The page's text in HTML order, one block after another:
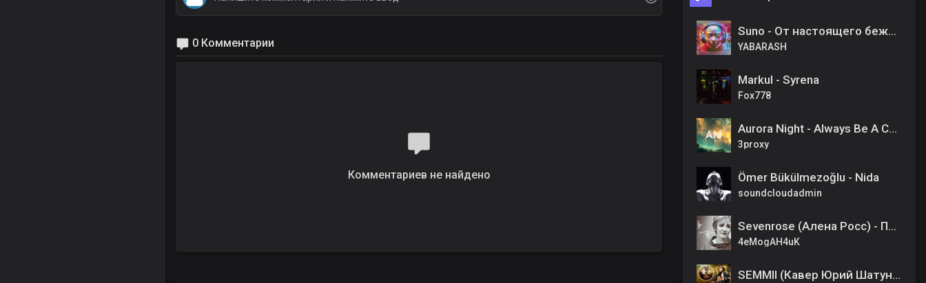
0 Комментарии
Комментариев не найдено
Suno - От настоящего бежим
YABARASH
Markul - Syrena
Fox778
Aurora Night - Always Be A Child
3proxy
Ömer Bükülmezoğlu - Nida
soundcloudadmin
Sevenrose (Алена Росс) - Прощайте голуби
4eMogAH4uK
SEMMII (Кавер Юрий Шатунов) - Седая ночь